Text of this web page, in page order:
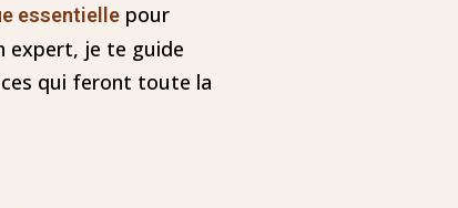
essentielle pour
expert, je te guide
qui feront toute la